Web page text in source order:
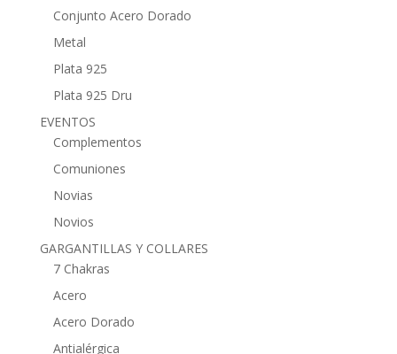
Conjunto Acero Dorado
Metal
Plata 925
Plata 925 Dru
EVENTOS
Complementos
Comuniones
Novias
Novios
GARGANTILLAS Y COLLARES
7 Chakras
Acero
Acero Dorado
Antialérgica